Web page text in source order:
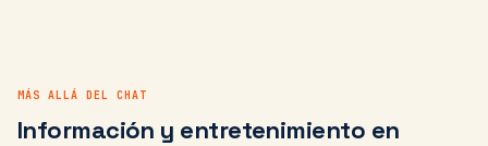
MÁS ALLÁ DEL CHAT
Información y entretenimiento en